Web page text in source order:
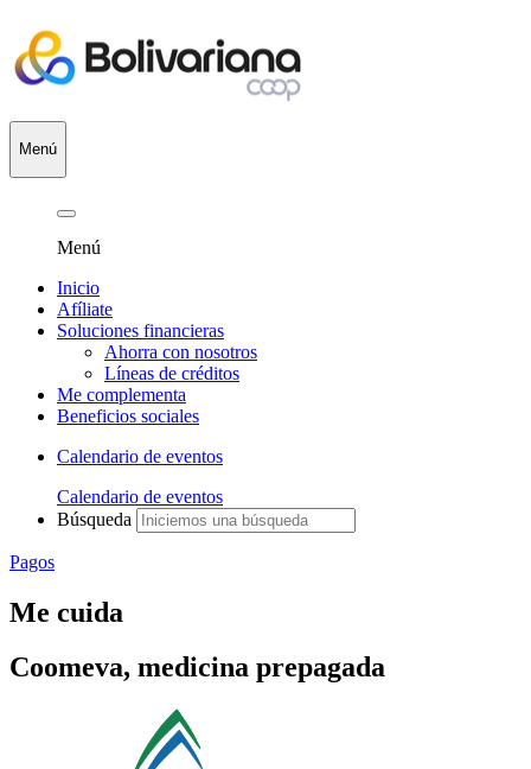
Menú
Menú
Inicio
Afíliate
Soluciones financieras
Ahorra con nosotros
Líneas de créditos
Me complementa
Beneficios sociales
Calendario de eventos
Calendario de eventos
Búsqueda
Pagos
Me cuida
Coomeva, medicina prepagada